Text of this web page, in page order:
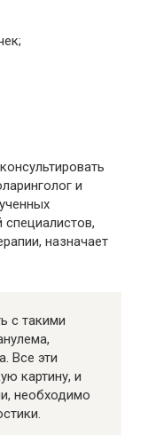
и
специалистов,
назначает
с такими
Все эти
картину, и
необходимо